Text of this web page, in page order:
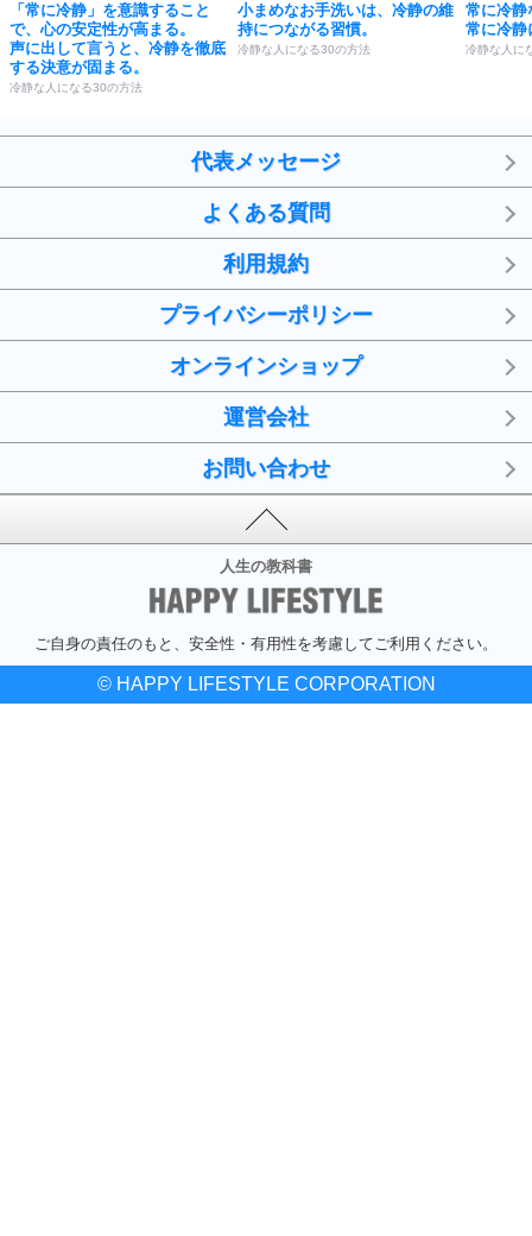
「常に冷静」を意識すること
で、心の安定性が高まる。
声に出して言うと、冷静を徹底
する決意が固まる。
冷静な人になる30の方法
小まめなお手洗いは、冷静の維
持につながる習慣。
冷静な人になる30の方法
常に冷静
常に冷静
冷静な人に
代表メッセージ
よくある質問
利用規約
プライバシーポリシー
オンラインショップ
運営会社
お問い合わせ
人生の教科書
ご自身の責任のもと、安全性・有用性を考慮してご利用ください。
© HAPPY LIFESTYLE CORPORATION